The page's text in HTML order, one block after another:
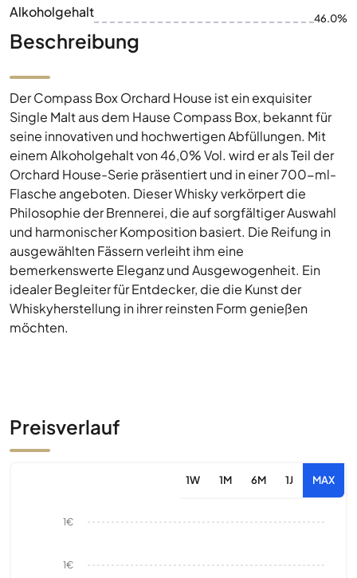
Alkoholgehalt 46.0%
Beschreibung
Der Compass Box Orchard House ist ein exquisiter
Single Malt aus dem Hause Compass Box, bekannt für
seine innovativen und hochwertigen Abfüllungen. Mit
einem Alkoholgehalt von 46,0% Vol. wird er als Teil der
Orchard House-Serie präsentiert und in einer 700-ml-
Flasche angeboten. Dieser Whisky verkörpert die
Philosophie der Brennerei, die auf sorgfältiger Auswahl
und harmonischer Komposition basiert. Die Reifung in
ausgewählten Fässern verleiht ihm eine
bemerkenswerte Eleganz und Ausgewogenheit. Ein
idealer Begleiter für Entdecker, die die Kunst der
Whiskyherstellung in ihrer reinsten Form genießen
möchten.
Preisverlauf
1W 1M 6M 1J MAX
1€
1€